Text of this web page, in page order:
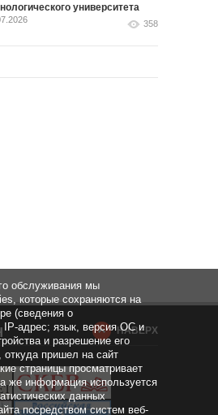
университета
358
НАВЕРХ
обслуживания мы
которые сохраняются на
(сведения о
IP-адрес; язык, версия ОС и
и разрешение его
откуда пришел на сайт
страницы просматривает
же информация используется
данных
посредством систем веб-